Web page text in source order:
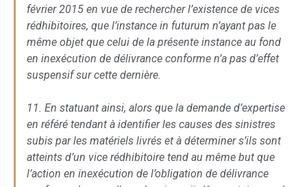
février 2015 en vue de rechercher l’existence de vices
rédhibitoires, que l’instance in futurum n’ayant pas le
même objet que celui de la présente instance au fond
en inexécution de délivrance conforme n’a pas d’effet
suspensif sur cette dernière.
11. En statuant ainsi, alors que la demande d’expertise
en référé tendant à identifier les causes des sinistres
subis par les matériels livrés et à déterminer s’ils sont
atteints d’un vice rédhibitoire tend au même but que
l’action en inexécution de l’obligation de délivrance